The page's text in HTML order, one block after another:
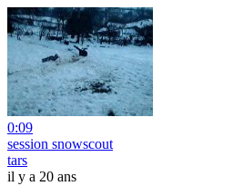
0:09
session snowscout
tars
il y a 20 ans